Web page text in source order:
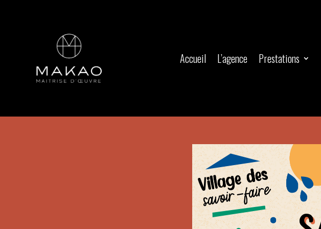
Accueil L’agence Prestations